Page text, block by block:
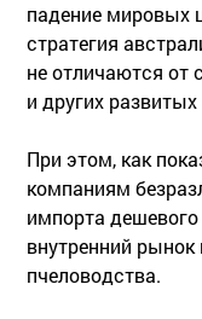
падение мировых
стратегия
не отличаются от
и других развитых
При этом, как
компаниям
импорта
внутренний рынок
пчеловодства.